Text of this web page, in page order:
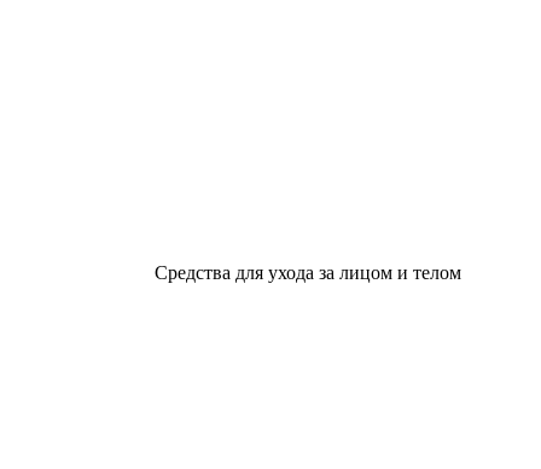
Средства для ухода за лицом и телом